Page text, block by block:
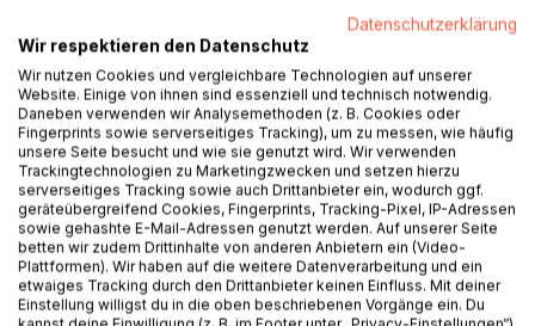
BESCHREIBUNG
Alp'n'Gold ist die auf Papier gebrachte Symbiose aus
Erlebtem, Kuriosem und Verrücktem einer bunten
Gästewelt. Ob dreist, ob komisch, jemand wird immer
zufällig Zeuge realistischer, rasend komischer und
abenteuerlicher Geschichten. Aber all das wäre nicht
Alp'n'Gold, ohne die Hommage an den geliebten rot-weiß-
roten Schauplatz. Kurzum, phantastische Episoden, mit
einem Quäntchen Verrücktheit, mal zum Schmunzeln,
Datenschutzerklärung
Wir respektieren den Datenschutz
Wir nutzen Cookies und vergleichbare Technologien auf unserer
Website. Einige von ihnen sind essenziell und technisch notwendig.
Daneben verwenden wir Analysemethoden (z. B. Cookies oder
Fingerprints sowie serverseitiges Tracking), um zu messen, wie häufig
unsere Seite besucht und wie sie genutzt wird. Wir verwenden
Trackingtechnologien zu Marketingzwecken und setzen hierzu
serverseitiges Tracking sowie auch Drittanbieter ein, wodurch ggf.
geräteübergreifend Cookies, Fingerprints, Tracking-Pixel, IP-Adressen
sowie gehashte E-Mail-Adressen genutzt werden. Auf unserer Seite
betten wir zudem Drittinhalte von anderen Anbietern ein (Video-
Plattformen). Wir haben auf die weitere Datenverarbeitung und ein
etwaiges Tracking durch den Drittanbieter keinen Einfluss. Mit deiner
Einstellung willigst du in die oben beschriebenen Vorgänge ein. Du